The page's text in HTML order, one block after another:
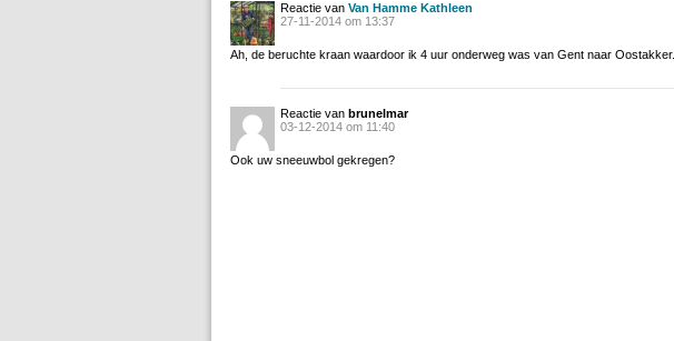
Reactie van Van Hamme Kathleen
27-11-2014 om 13:37
Ah, de beruchte kraan waardoor ik 4 uur onderweg was van Gent naar Oostakker..
Reactie van brunelmar
03-12-2014 om 11:40
Ook uw sneeuwbol gekregen?